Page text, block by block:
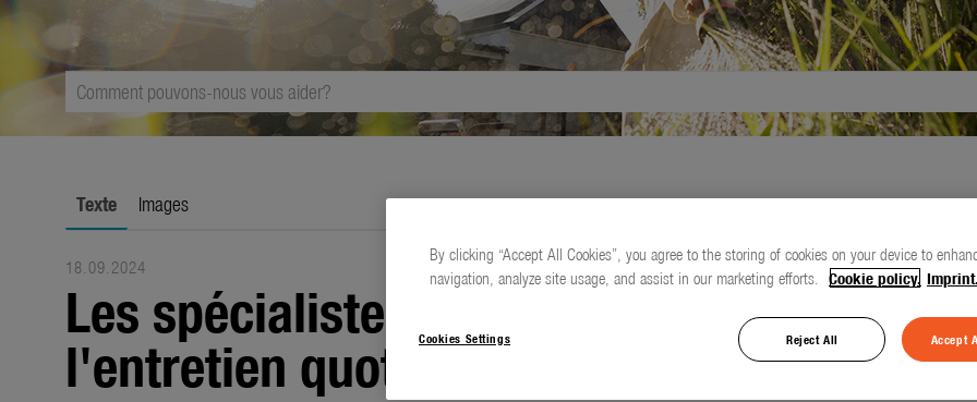
Texte Images
18.09.2024
Les spécialistes de la taille pour
l'entretien quotidien du jardin
By clicking “Accept All Cookies”, you agree to the storing of cookies on your device to
navigation, analyze site usage, and assist in our marketing efforts. Cookie policy. Imprint.
Cookies Settings Reject All Accept